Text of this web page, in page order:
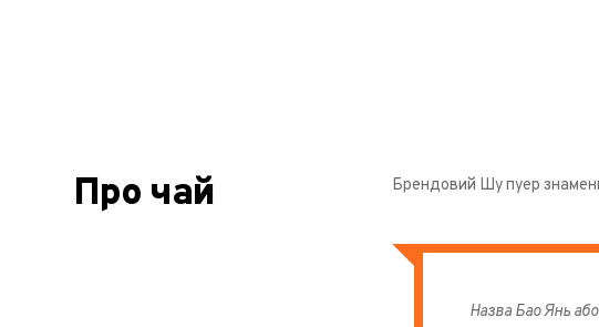
Про чай Брендовий Шу пуер
Назва Бао Янь